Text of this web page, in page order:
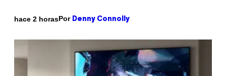
hace 2 horasPor Denny Connolly